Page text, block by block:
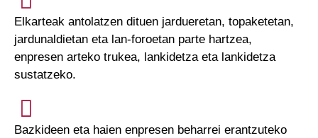
Elkarteak antolatzen dituen jardueretan, topaketetan,
jardunaldietan eta lan-foroetan parte hartzea,
enpresen arteko trukea, lankidetza eta lankidetza
sustatzeko.
Bazkideen eta haien enpresen beharrei erantzuteko